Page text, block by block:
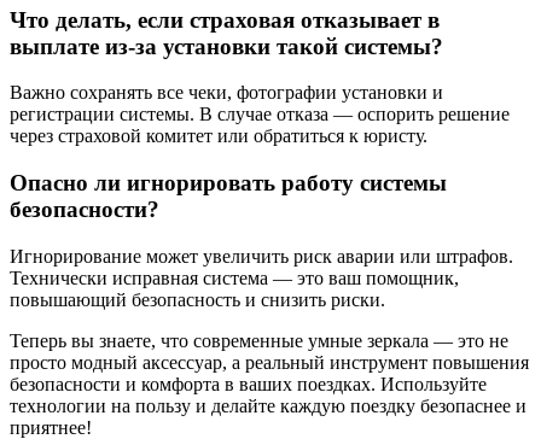
Что делать, если страховая отказывает в
выплате из-за установки такой системы?
Важно сохранять все чеки, фотографии установки и
регистрации системы. В случае отказа — оспорить решение
через страховой комитет или обратиться к юристу.
Опасно ли игнорировать работу системы
безопасности?
Игнорирование может увеличить риск аварии или штрафов.
Технически исправная система — это ваш помощник,
повышающий безопасность и снизить риски.
Теперь вы знаете, что современные умные зеркала — это не
просто модный аксессуар, а реальный инструмент повышения
безопасности и комфорта в ваших поездках. Используйте
технологии на пользу и делайте каждую поездку безопаснее и
приятнее!